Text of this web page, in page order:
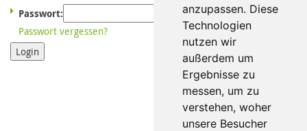
anzupassen. Diese
Technologien
nutzen wir
außerdem um
Ergebnisse zu
messen, um zu
verstehen, woher
unsere Besucher
Passwort:
Passwort vergessen?
Login